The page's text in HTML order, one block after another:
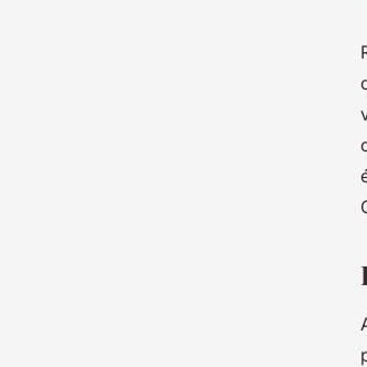
Nail art à
et les